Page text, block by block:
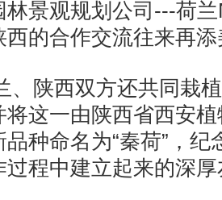
景观规划公司---荷
西的合作交流往来再
、陕西双方还共同栽
这一由陕西省西安
种命名为“秦荷”，纪
程中建立起来的深